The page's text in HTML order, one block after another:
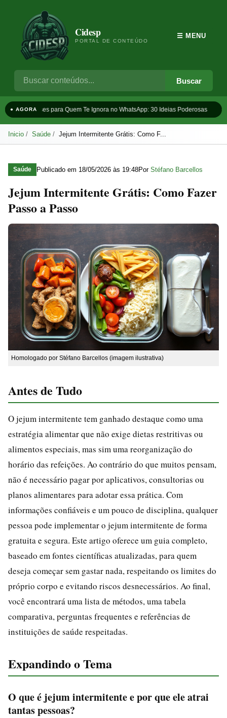
Cidesp
PORTAL DE CONTEÚDO
Buscar
☰ MENU
● AGORAFrases para Quem Te Ignora no WhatsApp: 30 Ideias Poderosas
Inicio Saúde Jejum Intermitente Grátis: Como F...
Saúde Publicado em 18/05/2026 às 19:48Por Stéfano Barcellos
Jejum Intermitente Grátis: Como Fazer
Passo a Passo
Homologado por Stéfano Barcellos (imagem ilustrativa)
Antes de Tudo
O jejum intermitente tem ganhado destaque como uma
estratégia alimentar que não exige dietas restritivas ou
alimentos especiais, mas sim uma reorganização do
horário das refeições. Ao contrário do que muitos pensam,
não é necessário pagar por aplicativos, consultorias ou
planos alimentares para adotar essa prática. Com
informações confiáveis e um pouco de disciplina, qualquer
pessoa pode implementar o jejum intermitente de forma
gratuita e segura. Este artigo oferece um guia completo,
baseado em fontes científicas atualizadas, para quem
deseja começar sem gastar nada, respeitando os limites do
próprio corpo e evitando riscos desnecessários. Ao final,
você encontrará uma lista de métodos, uma tabela
comparativa, perguntas frequentes e referências de
instituições de saúde respeitadas.
Expandindo o Tema
O que é jejum intermitente e por que ele atrai
tantas pessoas?